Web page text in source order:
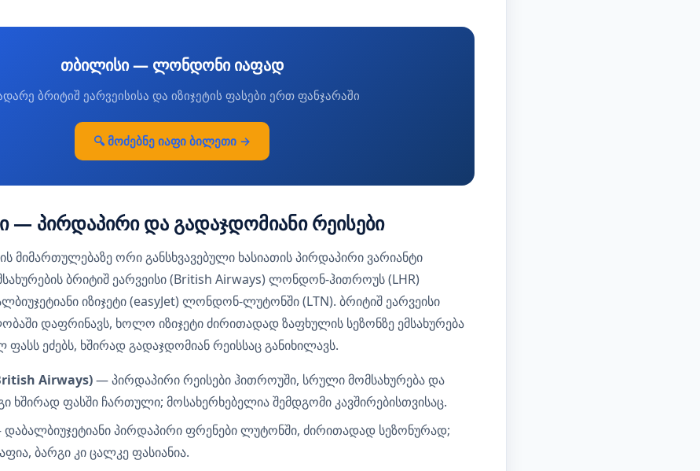
თბილისი — ლონდონი იაფად
ბრიტიშ ეარვეისისა და იზიჯეტის ფასები ერთ ფანჯარაში
🔍 მოძებნე იაფი ბილეთი →
— პირდაპირი და გადაჯდომიანი რეისები
ორი განსხვავებული ხასიათის პირდაპირი ვარიანტი
ბრიტიშ ეარვეისი (British Airways) ლონდონ-ჰითროუს (LHR)
იზიჯეტი (easyJet) ლონდონ-ლუტონში (LTN). ბრიტიშ ეარვეისი
დაფრინავს, ხოლო იზიჯეტი ძირითადად ზაფხულის სეზონზე ემსახურება
ეძებს, ხშირად გადაჯდომიან რეისსაც განიხილავს.
Airways)— პირდაპირი რეისები ჰითროუში, სრული მომსახურება და
ხშირად ფასში ჩართული; მოსახერხებელია შემდგომი კავშირებისთვისაც.
პირდაპირი ფრენები ლუტონში, ძირითადად სეზონურად;
ბარგი კი ცალკე ფასიანია.